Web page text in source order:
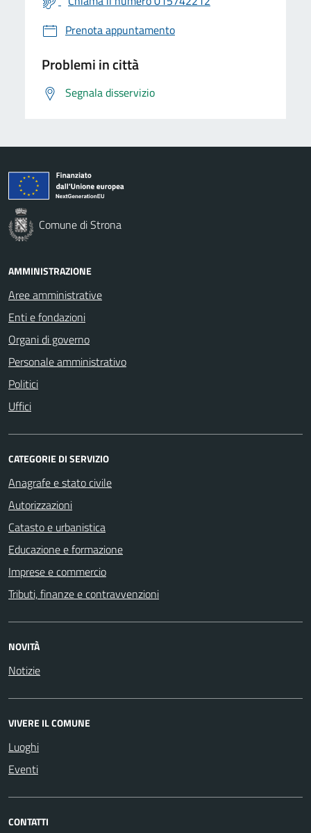
Prenota appuntamento
Problemi in città
Segnala disservizio
Comune di Strona
AMMINISTRAZIONE
Aree amministrative
Enti e fondazioni
Organi di governo
Personale amministrativo
Politici
Uffici
CATEGORIE DI SERVIZIO
Anagrafe e stato civile
Autorizzazioni
Catasto e urbanistica
Educazione e formazione
Imprese e commercio
Tributi, finanze e contravvenzioni
NOVITÀ
Notizie
VIVERE IL COMUNE
Luoghi
Eventi
CONTATTI